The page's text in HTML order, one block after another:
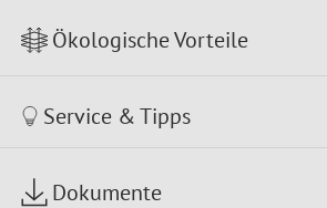
Ökologische Vorteile
Service & Tipps
Dokumente